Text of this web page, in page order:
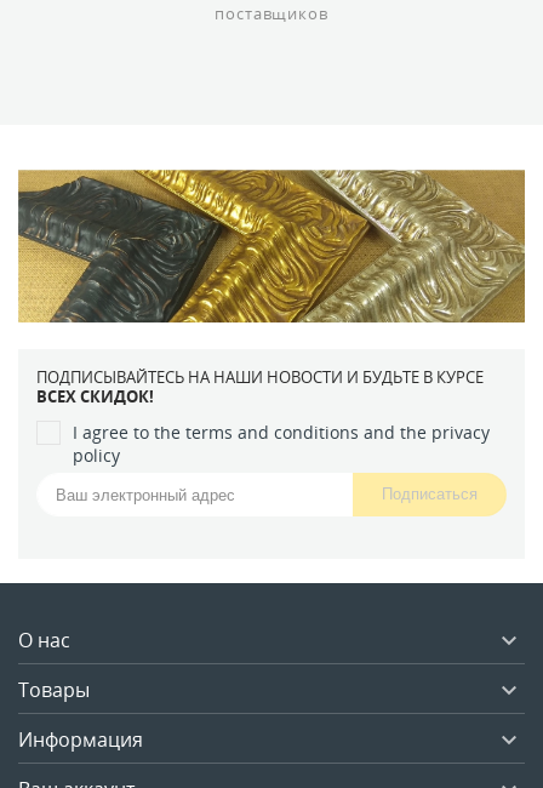
поставщиков
ПОДПИСЫВАЙТЕСЬ НА НАШИ НОВОСТИ И БУДЬТЕ В КУРСЕ
ВСЕХ СКИДОК!
I agree to the terms and conditions and the privacy
policy
О нас 
Товары 
Информация 